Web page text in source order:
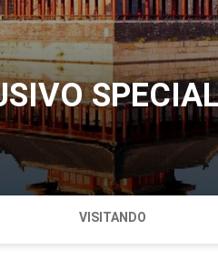
VISITANDO